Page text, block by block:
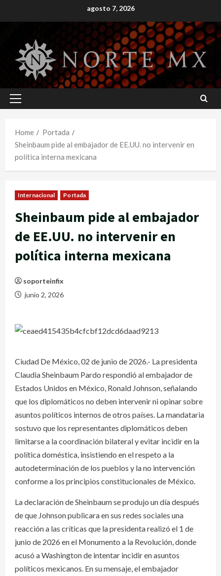
to
agosto 7, 2026
Primary
Home
Portada
Sheinbaum pide al embajador de EE.UU. no intervenir en
política interna mexicana
Internacional Portada
Sheinbaum pide al embajador
de EE.UU. no intervenir en
política interna mexicana
soporteinfix
junio 2, 2026
Ciudad De México, 02 de junio de 2026.- La presidenta
Claudia Sheinbaum Pardo respondió al embajador de
Estados Unidos en México, Ronald Johnson, señalando
que los diplomáticos no deben intervenir ni opinar sobre
asuntos políticos internos de otros países. La mandataria
sostuvo que los representantes diplomáticos deben
limitarse a la coordinación bilateral y evitar incidir en la
política doméstica, insistiendo en el respeto a la
autodeterminación de los pueblos y la no intervención
conforme a los principios constitucionales de México.
La declaración de Sheinbaum se produjo un día después
de que Johnson publicara en sus redes sociales una
reacción a las críticas que la presidenta realizó el 1 de
junio de 2026 en el Monumento a la Revolución, donde
acusó a Washington de intentar incidir en asuntos
políticos mexicanos. En su mensaje, el embajador